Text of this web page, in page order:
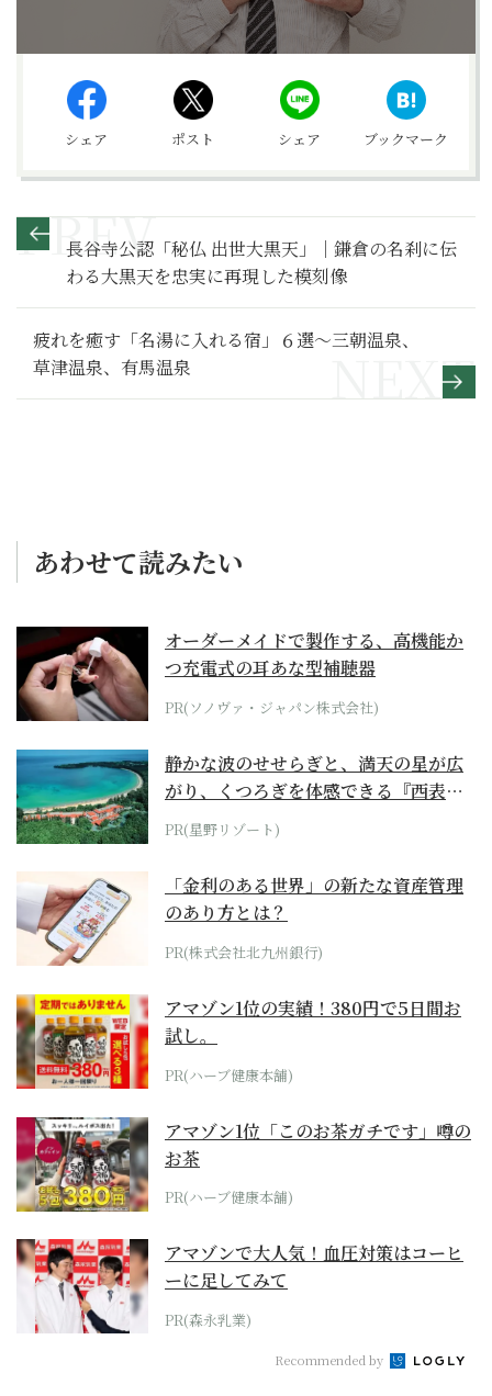
シェア ポスト シェア ブックマーク
長谷寺公認「秘仏 出世大黒天」｜鎌倉の名刹に伝
わる大黒天を忠実に再現した模刻像
疲れを癒す「名湯に入れる宿」６選～三朝温泉、
草津温泉、有馬温泉
あわせて読みたい
オーダーメイドで製作する、高機能か
つ充電式の耳あな型補聴器
PR(ソノヴァ・ジャパン株式会社)
静かな波のせせらぎと、満天の星が広
がり、くつろぎを体感できる『西表島
ホテル by...
PR(星野リゾート)
「金利のある世界」の新たな資産管理
のあり方とは？
PR(株式会社北九州銀行)
アマゾン1位の実績！380円で5日間お
試し。
PR(ハーブ健康本舗)
アマゾン1位「このお茶ガチです」噂の
お茶
PR(ハーブ健康本舗)
アマゾンで大人気！血圧対策はコーヒ
ーに足してみて
PR(森永乳業)
Recommended by